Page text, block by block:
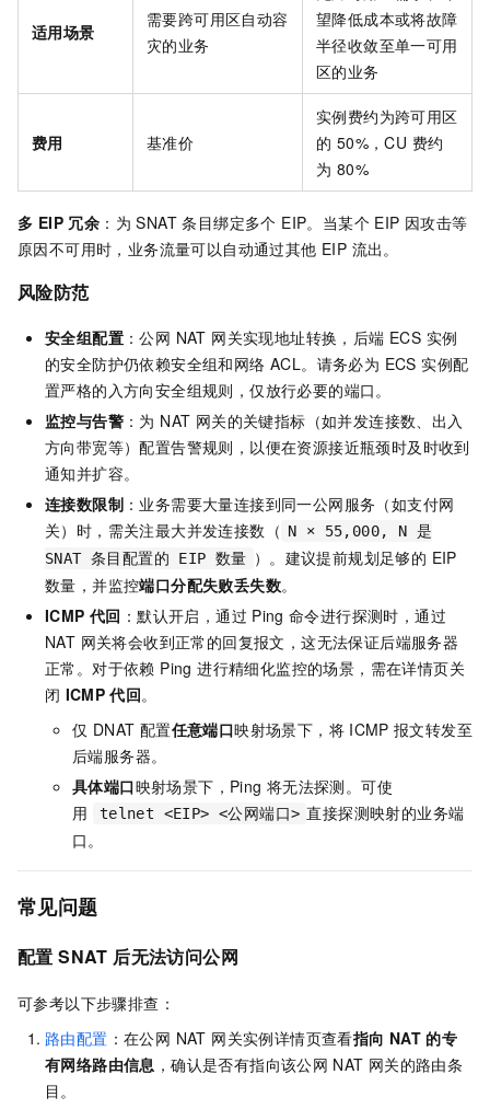
适用场景
需要跨可用区自动容
灾的业务
望降低成本或将故障
半径收敛至单一可用
区的业务
费用 基准价
实例费约为跨可用区
的 50%，CU 费约
为 80%
多 EIP 冗余 ：为 SNAT 条目绑定多个 EIP。当某个 EIP 因攻击等
原因不可用时，业务流量可以自动通过其他 EIP 流出。
风险防范
安全组配置 ：公网 NAT 网关实现地址转换，后端 ECS 实例
的安全防护仍依赖安全组和网络 ACL。请务必为 ECS 实例配
置严格的入方向安全组规则，仅放行必要的端口。
监控与告警 ：为 NAT 网关的关键指标（如并发连接数、出入
方向带宽等）配置告警规则，以便在资源接近瓶颈时及时收到
通知并扩容。
连接数限制 ：业务需要大量连接到同一公网服务（如支付网
关）时，需关注最大并发连接数（ N × 55,000, N 是
SNAT 条目配置的 EIP 数量 ）。建议提前规划足够的 EIP
数量，并监控端口分配失败丢失数。
ICMP 代回 ：默认开启，通过 Ping 命令进行探测时，通过
NAT 网关将会收到正常的回复报文，这无法保证后端服务器
正常。对于依赖 Ping 进行精细化监控的场景，需在详情页关
闭 ICMP 代回。
仅 DNAT 配置任意端口映射场景下，将 ICMP 报文转发至
后端服务器。
具体端口映射场景下，Ping 将无法探测。可使
用
telnet <EIP> <公网端口> 直接探测映射的业务端
口。
常见问题
配置 SNAT 后无法访问公网
可参考以下步骤排查：
路由配置 ：在公网 NAT 网关实例详情页查看指向 NAT 的专
有网络路由信息 ，确认是否有指向该公网 NAT 网关的路由条
目。